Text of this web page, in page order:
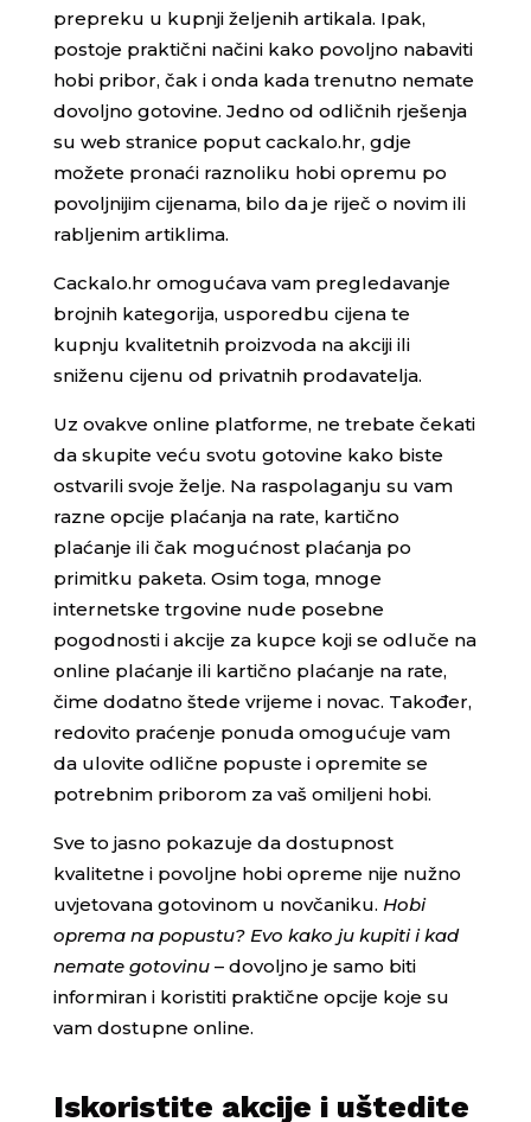
prepreku u kupnji željenih artikala. Ipak,
postoje praktični načini kako povoljno nabaviti
hobi pribor, čak i onda kada trenutno nemate
dovoljno gotovine. Jedno od odličnih rješenja
su web stranice poput cackalo.hr, gdje
možete pronaći raznoliku hobi opremu po
povoljnijim cijenama, bilo da je riječ o novim ili
rabljenim artiklima.
Cackalo.hr omogućava vam pregledavanje
brojnih kategorija, usporedbu cijena te
kupnju kvalitetnih proizvoda na akciji ili
sniženu cijenu od privatnih prodavatelja.
Uz ovakve online platforme, ne trebate čekati
da skupite veću svotu gotovine kako biste
ostvarili svoje želje. Na raspolaganju su vam
razne opcije plaćanja na rate, kartično
plaćanje ili čak mogućnost plaćanja po
primitku paketa. Osim toga, mnoge
internetske trgovine nude posebne
pogodnosti i akcije za kupce koji se odluče na
online plaćanje ili kartično plaćanje na rate,
čime dodatno štede vrijeme i novac. Također,
redovito praćenje ponuda omogućuje vam
da ulovite odlične popuste i opremite se
potrebnim priborom za vaš omiljeni hobi.
Sve to jasno pokazuje da dostupnost
kvalitetne i povoljne hobi opreme nije nužno
uvjetovana gotovinom u novčaniku. Hobi
oprema na popustu? Evo kako ju kupiti i kad
nemate gotovinu– dovoljno je samo biti
informiran i koristiti praktične opcije koje su
vam dostupne online.
Iskoristite akcije i uštedite